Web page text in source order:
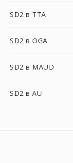
SD2 в TTA
SD2 в OGA
SD2 в MAUD
SD2 в AU